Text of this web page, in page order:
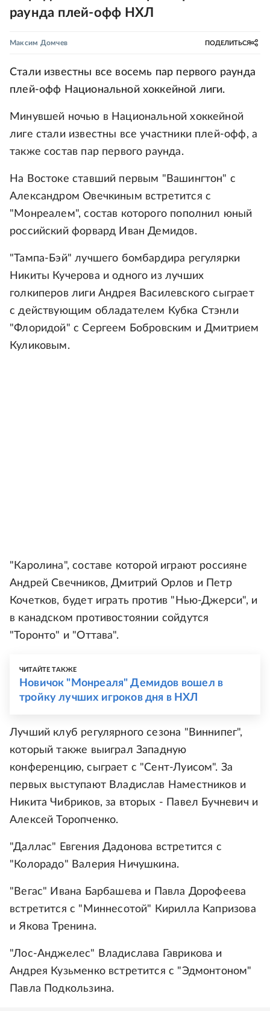
раунда плей-офф НХЛ
Максим Домчев ПОДЕЛИТЬСЯ
Стали известны все восемь пар первого раунда
плей-офф Национальной хоккейной лиги.
Минувшей ночью в Национальной хоккейной
лиге стали известны все участники плей-офф, а
также состав пар первого раунда.
На Востоке ставший первым "Вашингтон" с
Александром Овечкиным встретится с
"Монреалем", состав которого пополнил юный
российский форвард Иван Демидов.
"Тампа-Бэй" лучшего бомбардира регулярки
Никиты Кучерова и одного из лучших
голкиперов лиги Андрея Василевского сыграет
с действующим обладателем Кубка Стэнли
"Флоридой" с Сергеем Бобровским и Дмитрием
Куликовым.
"Каролина", составе которой играют россияне
Андрей Свечников, Дмитрий Орлов и Петр
Кочетков, будет играть против "Нью-Джерси", и
в канадском противостоянии сойдутся
"Торонто" и "Оттава".
ЧИТАЙТЕ ТАКЖЕ
Новичок "Монреаля" Демидов вошел в
тройку лучших игроков дня в НХЛ
Лучший клуб регулярного сезона "Виннипег",
который также выиграл Западную
конференцию, сыграет с "Сент-Луисом". За
первых выступают Владислав Наместников и
Никита Чибриков, за вторых - Павел Бучневич и
Алексей Торопченко.
"Даллас" Евгения Дадонова встретится с
"Колорадо" Валерия Ничушкина.
"Вегас" Ивана Барбашева и Павла Дорофеева
встретится с "Миннесотой" Кирилла Капризова
и Якова Тренина.
"Лос-Анджелес" Владислава Гаврикова и
Андрея Кузьменко встретится с "Эдмонтоном"
Павла Подкользина.